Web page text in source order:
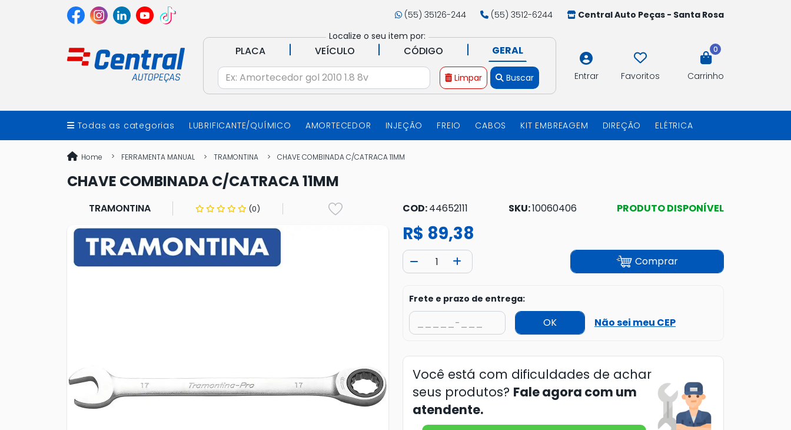
(55) 35126-244 (55) 3512-6244
Central Auto Peças - Santa Rosa
Localize o seu item por:
PLACA | VEÍCULO | CÓDIGO | GERAL
Limpar Buscar Entrar Favoritos
0
Carrinho
Todas as categorias LUBRIFICANTE/QUÍMICO AMORTECEDOR INJEÇÃO FREIO CABOS KIT EMBREAGEM DIREÇÃO ELÉTRICA
Home FERRAMENTA MANUAL TRAMONTINA CHAVE COMBINADA C/CATRACA 11MM
CHAVE COMBINADA C/CATRACA 11MM
TRAMONTINA (0) COD:44652111 SKU:10060406 PRODUTO DISPONÍVEL
R$ 89,38
Comprar
Frete e prazo de entrega:
OK Não sei meu CEP
Você está com dificuldades de achar
seus produtos? Fale agora com um
atendente.